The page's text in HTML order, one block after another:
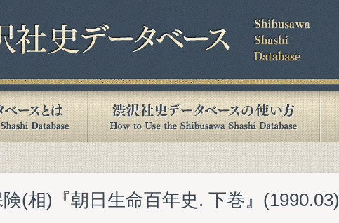
(相)『朝日生命百年史. 下巻』(1990.03)